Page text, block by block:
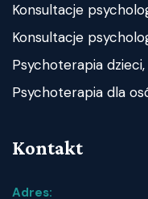
Konsultacje
Konsultacje
Psychoterapia dzieci,
Psychoterapia dla
Kontakt
Adres: